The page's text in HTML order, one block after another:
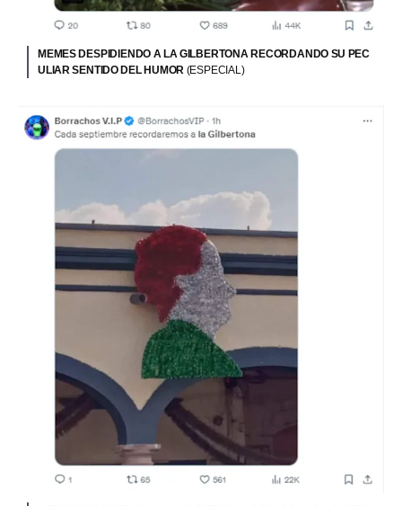
MEMES DESPIDIENDO A LA GILBERTONA RECORDANDO SU PEC
ULIAR SENTIDO DEL HUMOR (ESPECIAL)